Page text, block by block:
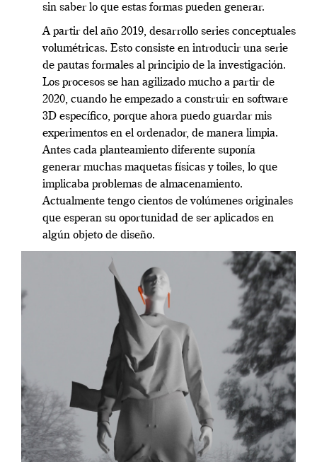
sin saber lo que estas formas pueden generar.
A partir del año 2019, desarrollo series conceptuales
volumétricas. Esto consiste en introducir una serie
de pautas formales al principio de la investigación.
Los procesos se han agilizado mucho a partir de
2020, cuando he empezado a construir en software
3D específico, porque ahora puedo guardar mis
experimentos en el ordenador, de manera limpia.
Antes cada planteamiento diferente suponía
generar muchas maquetas físicas y toiles, lo que
implicaba problemas de almacenamiento.
Actualmente tengo cientos de volúmenes originales
que esperan su oportunidad de ser aplicados en
algún objeto de diseño.